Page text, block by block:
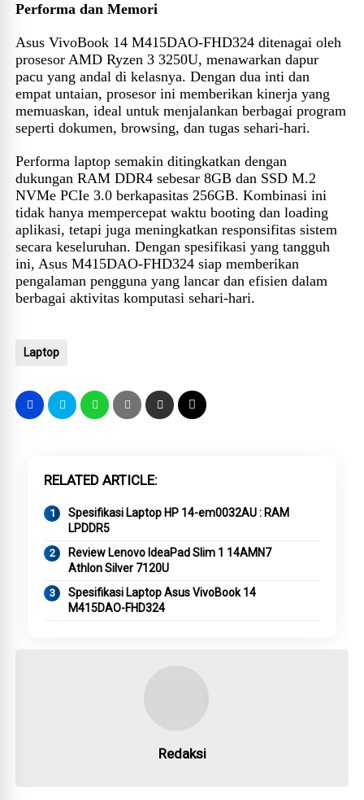
Performa dan Memori
Asus VivoBook 14 M415DAO-FHD324 ditenagai oleh
prosesor AMD Ryzen 3 3250U, menawarkan dapur
pacu yang andal di kelasnya. Dengan dua inti dan
empat untaian, prosesor ini memberikan kinerja yang
memuaskan, ideal untuk menjalankan berbagai program
seperti dokumen, browsing, dan tugas sehari-hari.
Performa laptop semakin ditingkatkan dengan
dukungan RAM DDR4 sebesar 8GB dan SSD M.2
NVMe PCIe 3.0 berkapasitas 256GB. Kombinasi ini
tidak hanya mempercepat waktu booting dan loading
aplikasi, tetapi juga meningkatkan responsifitas sistem
secara keseluruhan. Dengan spesifikasi yang tangguh
ini, Asus M415DAO-FHD324 siap memberikan
pengalaman pengguna yang lancar dan efisien dalam
berbagai aktivitas komputasi sehari-hari.
Laptop
RELATED ARTICLE
Spesifikasi Laptop HP 14-em0032AU : RAM
LPDDR5
Review Lenovo IdeaPad Slim 1 14AMN7
Athlon Silver 7120U
Spesifikasi Laptop Asus VivoBook 14
M415DAO-FHD324
Redaksi